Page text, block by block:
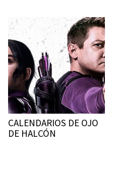
CALENDARIOS DE OJO
DE HALCÓN